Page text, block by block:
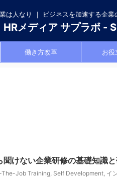
は人なり ｜ ビジネスを加速する企業
HRメディア サプラボ -
働き方改革 お役
聞けない企業研修の基礎知識
The-Job Training, Self Development, イ